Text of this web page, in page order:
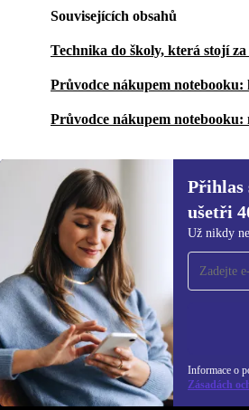
Souvisejících obsahů
Technika do školy, která stojí za
Průvodce nákupem
Průvodce nákupem notebooku:
Přihlas
ušetři
Už nikdy
Informace o
Zásadách
Přihlas se k
ušetři 400 Kč!
Už nikdy nepromeškej
REFURBED ČESKO -